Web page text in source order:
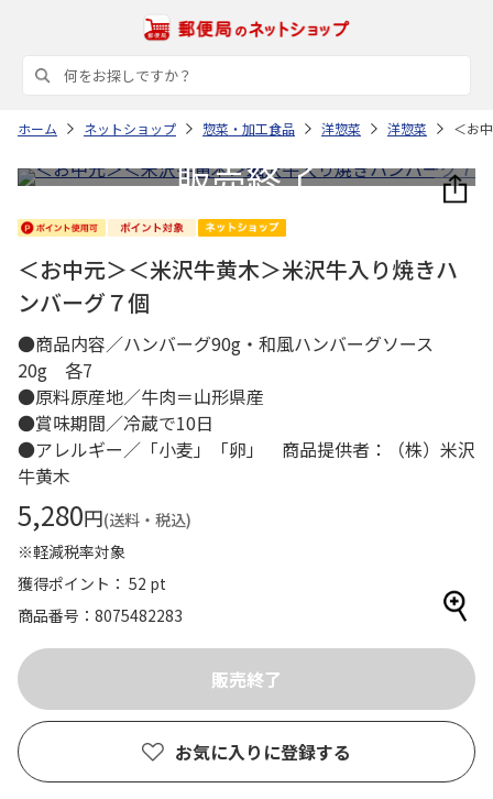
ホーム ネットショップ 惣菜・加工食品 洋惣菜 洋惣菜 ＜お
＜お中元＞＜米沢牛黄木＞米沢牛入り焼きハ
ンバーグ７個
●商品内容／ハンバーグ90g・和風ハンバーグソース
20g 各7
●原料原産地／牛肉＝山形県産
●賞味期間／冷蔵で10日
●アレルギー／「小麦」「卵」 商品提供者：（株）米沢
牛黄木
5,280円(送料・税込)
※軽減税率対象
獲得ポイント： 52 pt
商品番号
8075482283
お気に入りに登録する